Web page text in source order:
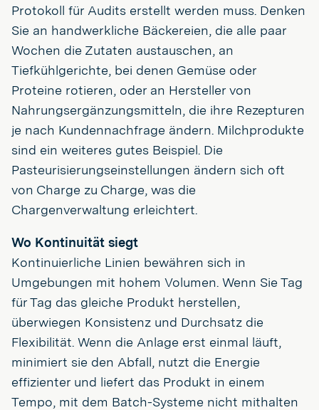
Protokoll für Audits erstellt werden muss. Denken
Sie an handwerkliche Bäckereien, die alle paar
Wochen die Zutaten austauschen, an
Tiefkühlgerichte, bei denen Gemüse oder
Proteine rotieren, oder an Hersteller von
Nahrungsergänzungsmitteln, die ihre Rezepturen
je nach Kundennachfrage ändern. Milchprodukte
sind ein weiteres gutes Beispiel. Die
Pasteurisierungseinstellungen ändern sich oft
von Charge zu Charge, was die
Chargenverwaltung erleichtert.
Wo Kontinuität siegt
Kontinuierliche Linien bewähren sich in
Umgebungen mit hohem Volumen. Wenn Sie Tag
für Tag das gleiche Produkt herstellen,
überwiegen Konsistenz und Durchsatz die
Flexibilität. Wenn die Anlage erst einmal läuft,
minimiert sie den Abfall, nutzt die Energie
effizienter und liefert das Produkt in einem
Tempo, mit dem Batch-Systeme nicht mithalten